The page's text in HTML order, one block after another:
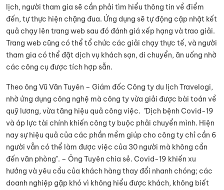
lịch, người tham gia sẽ cần phải tìm hiểu thông tin về điểm
đến, tự thực hiện chặng đua. Ứng dụng sẽ tự động cập nhật kết
quả chạy lên trang web sau đó đánh giá xếp hạng và trao giải.
Trang web cũng có thể tổ chức các giải chạy thực tế, và người
tham gia có thể đặt dịch vụ khách sạn, di chuyển, ăn uống nhờ
các công cụ được tích hợp sẵn.
Theo ông Vũ Văn Tuyên – Giám đốc Công ty du lịch Travelogi,
nhờ ứng dụng công nghệ mà công ty vừa giải được bài toán về
quỹ lương, vừa tăng hiệu quả công việc. "Dịch bệnh Covid-19
và áp lực tài chính khiến công ty buộc phải chuyển mình. Hiện
nay sự hiệu quả của các phần mềm giúp cho công ty chỉ cần 6
người vẫn có thể làm được việc của 30 người mà không cần
đến văn phòng". – Ông Tuyên chia sẻ. Covid-19 khiến xu
hướng và yêu cầu của khách hàng thay đổi nhanh chóng; các
doanh nghiệp gặp khó vì không hiểu được khách, không biết